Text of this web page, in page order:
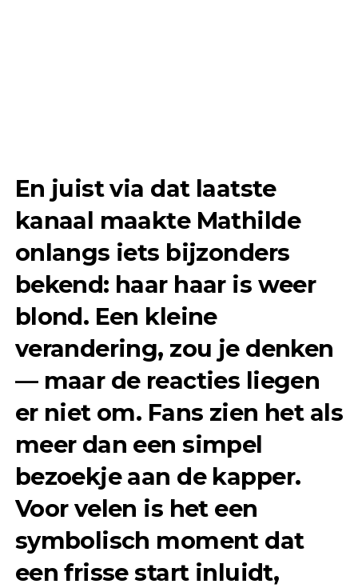
En juist via dat laatste
kanaal maakte Mathilde
onlangs iets bijzonders
bekend: haar haar is weer
blond. Een kleine
verandering, zou je denken
— maar de reacties liegen
er niet om. Fans zien het als
meer dan een simpel
bezoekje aan de kapper.
Voor velen is het een
symbolisch moment dat
een frisse start inluidt,